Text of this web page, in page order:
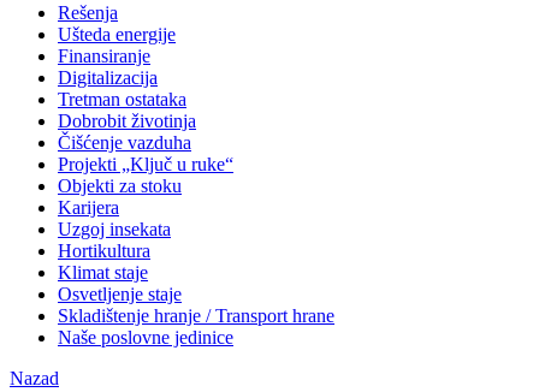
Rešenja
Ušteda energije
Finansiranje
Digitalizacija
Tretman ostataka
Dobrobit životinja
Čišćenje vazduha
Projekti „Ključ u ruke“
Objekti za stoku
Karijera
Uzgoj insekata
Hortikultura
Klimat staje
Osvetljenje staje
Skladištenje hranje / Transport hrane
Naše poslovne jedinice
Nazad